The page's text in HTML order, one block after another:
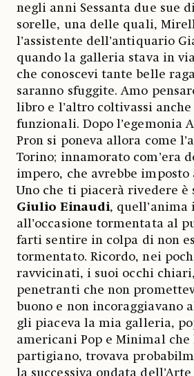
negli anni Sessanta due sue
sorelle, una delle quali,
l’assistente dell’antiquario
quando la galleria stava in
che conoscevi tante belle
saranno sfuggite. Amo
libro e l’altro coltivassi
funzionali. Dopo l’egemonia
Pron si poneva allora come
Torino; innamorato com’era
impero, che avrebbe imposto
Uno che ti piacerà rivedere è
Giulio Einaudi, quell’anima
all’occasione tormentata al
farti sentire in colpa di non
tormentato. Ricordo, nei
ravvicinati, i suoi occhi
penetranti che non
buono e non incoraggiavano
gli piaceva la mia galleria,
americani Pop e Minimal che
partigiano, trovava
la successiva ondata dell’Arte